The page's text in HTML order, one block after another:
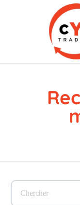
CYP Trading
Professionelle Ersatzteilbeschaffung